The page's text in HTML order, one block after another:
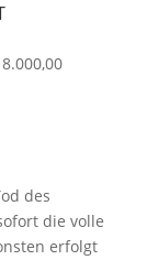
des
die volle
erfolgt